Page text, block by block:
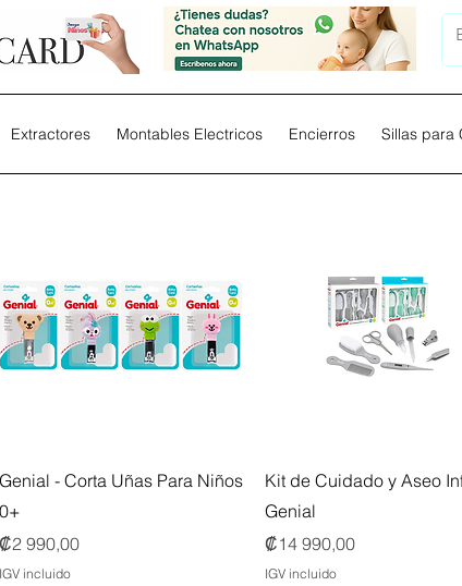
Extractores Montables Electricos Encierros Sillas para
Vista rápida
Genial - Corta Uñas Para Niños
0+
Precio
₡2 990,00
IGV incluido
Vista rápida
Kit de Cuidado y Aseo
Genial
Precio
₡14 990,00
IGV incluido